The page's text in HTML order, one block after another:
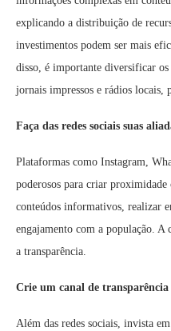
explicando a distribuição de
investimentos podem ser mais
disso, é importante diversificar
jornais impressos e rádios locais,
Faça das redes sociais suas
Plataformas como Instagram,
poderosos para criar proximidade
conteúdos informativos, realizar
engajamento com a população.
a transparência.
Crie um canal de transparência
Além das redes sociais, invista